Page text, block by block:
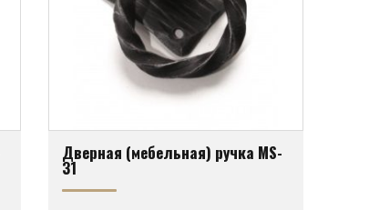
Дверная (мебельная) ручка MS-
31